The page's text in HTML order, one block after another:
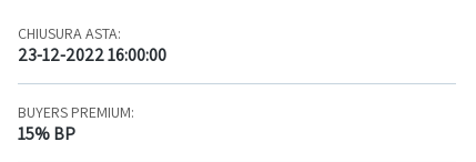
CHIUSURA ASTA:
23-12-2022 16:00:00
BUYERS PREMIUM:
15% BP